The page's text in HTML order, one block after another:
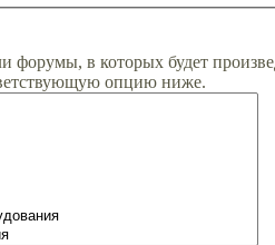
форумы, в которых будет
опцию ниже.